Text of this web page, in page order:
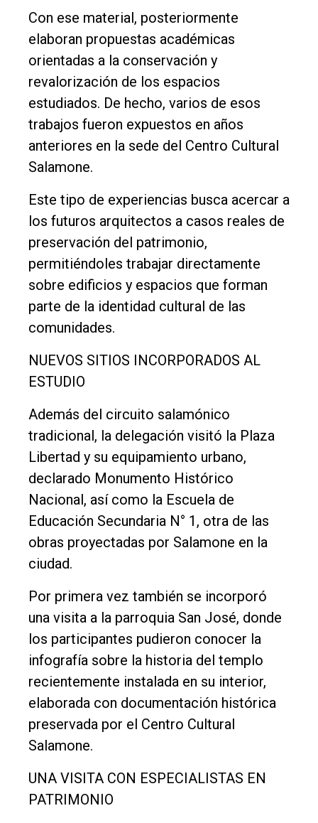
Con ese material, posteriormente
elaboran propuestas académicas
orientadas a la conservación y
revalorización de los espacios
estudiados. De hecho, varios de esos
trabajos fueron expuestos en años
anteriores en la sede del Centro Cultural
Salamone.
Este tipo de experiencias busca acercar a
los futuros arquitectos a casos reales de
preservación del patrimonio,
permitiéndoles trabajar directamente
sobre edificios y espacios que forman
parte de la identidad cultural de las
comunidades.
NUEVOS SITIOS INCORPORADOS AL
ESTUDIO
Además del circuito salamónico
tradicional, la delegación visitó la Plaza
Libertad y su equipamiento urbano,
declarado Monumento Histórico
Nacional, así como la Escuela de
Educación Secundaria N° 1, otra de las
obras proyectadas por Salamone en la
ciudad.
Por primera vez también se incorporó
una visita a la parroquia San José, donde
los participantes pudieron conocer la
infografía sobre la historia del templo
recientemente instalada en su interior,
elaborada con documentación histórica
preservada por el Centro Cultural
Salamone.
UNA VISITA CON ESPECIALISTAS EN
PATRIMONIO